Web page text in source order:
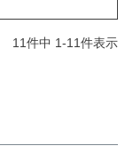
11件中 1-11件表示